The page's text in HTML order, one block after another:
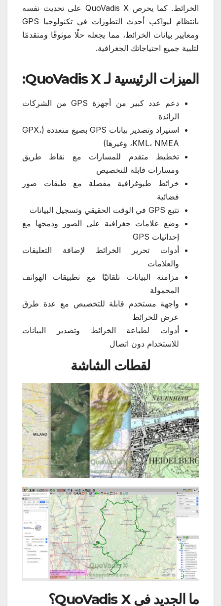
الخرائط. كما يحرص QuoVadis X على تحديث نفسه
بانتظام ليواكب أحدث التطورات في تكنولوجيا GPS
ومعايير بيانات الخرائط، مما يجعله حلًا موثوقًا ومتقدمًا
لتلبية جميع احتياجاتك الجغرافية.
الميزات الرئيسية لـ QuoVadis X:
دعم عدد كبير من أجهزة GPS من الشركات
الرائدة
استيراد وتصدير بيانات GPS بصيغ متعددة (GPX،
KML، NMEA، وغيرها)
تخطيط متقدم للمسارات مع نقاط طريق
ومسارات قابلة للتخصيص
خرائط طبوغرافية مفصلة مع طبقات صور
فضائية
تتبع GPS في الوقت الحقيقي وتسجيل البيانات
وضع علامات جغرافية على الصور ودمجها مع
إحداثيات GPS
أدوات تحرير الخرائط لإضافة التعليقات
والعلامات
مزامنة البيانات تلقائيًا مع تطبيقات الهواتف
المحمولة
واجهة مستخدم قابلة للتخصيص مع عدة طرق
عرض للخرائط
أدوات لطباعة الخرائط وتصدير البيانات
للاستخدام دون اتصال
لقطات الشاشة
ما الجديد في QuoVadis X ؟